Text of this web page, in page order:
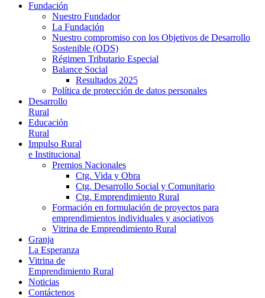
Fundación
Nuestro Fundador
La Fundación
Nuestro compromiso con los Objetivos de Desarrollo
Sostenible (ODS)
Régimen Tributario Especial
Balance Social
Resultados 2025
Política de protección de datos personales
Desarrollo
Rural
Educación
Rural
Impulso Rural
e Institucional
Premios Nacionales
Ctg. Vida y Obra
Ctg. Desarrollo Social y Comunitario
Ctg. Emprendimiento Rural
Formación en formulación de proyectos para
emprendimientos individuales y asociativos
Vitrina de Emprendimiento Rural
Granja
La Esperanza
Vitrina de
Emprendimiento Rural
Noticias
Contáctenos